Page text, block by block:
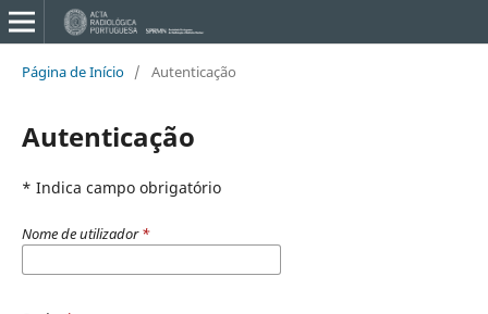
Página de Início / Autenticação
Autenticação
* Indica campo obrigatório
Nome de utilizador*